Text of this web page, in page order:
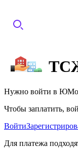
Нужно войти в
Чтобы заплатить,
Войти
Для платежа